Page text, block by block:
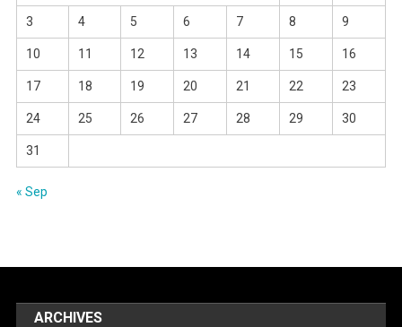
3 4 5 6 7 8 9
10 11 12 13 14 15 16
17 18 19 20 21 22 23
24 25 26 27 28 29 30
31
« Sep
ARCHIVES